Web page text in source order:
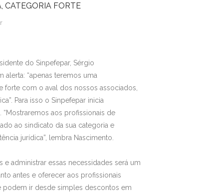
CATEGORIA FORTE
do Sinpefepar, Sérgio
alerta: “apenas teremos uma
forte com o aval dos nossos associados,
Para isso o Sinpefepar inicia
aos profissionais de
ao sindicato da sua categoria e
jurídica”, lembra Nascimento.
administrar essas necessidades será um
antes e oferecer aos profissionais
podem ir desde simples descontos em